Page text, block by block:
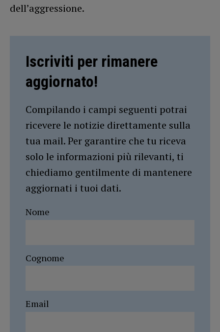
dell’aggressione.
Iscriviti per rimanere
aggiornato!
Compilando i campi seguenti potrai
ricevere le notizie direttamente sulla
tua mail. Per garantire che tu riceva
solo le informazioni più rilevanti, ti
chiediamo gentilmente di mantenere
aggiornati i tuoi dati.
Nome
Cognome
Email